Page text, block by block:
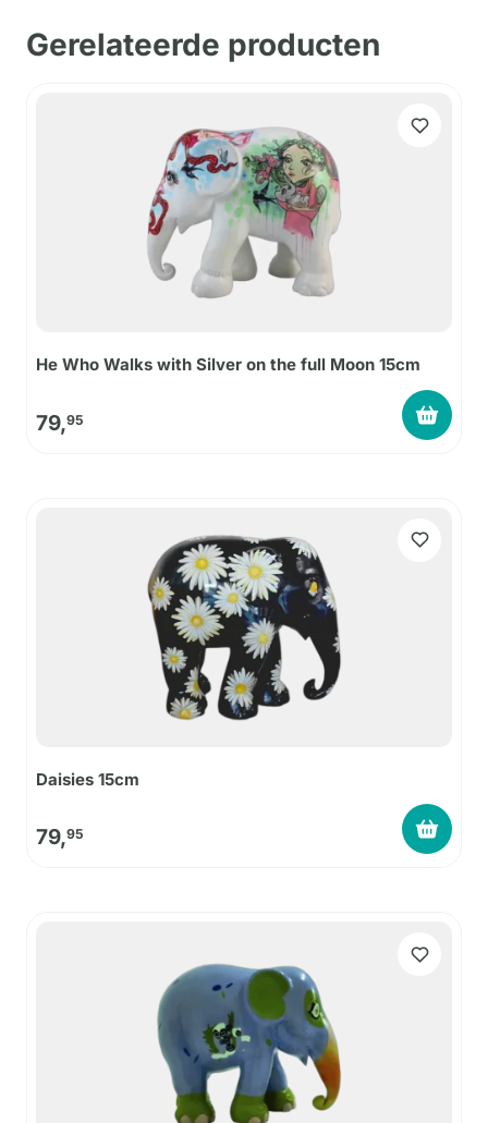
Gerelateerde producten
He Who Walks with Silver on the full Moon 15cm
79,95
Daisies 15cm
79,95